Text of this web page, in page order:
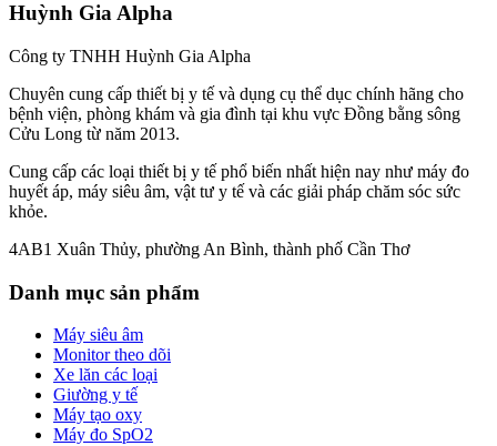
Huỳnh Gia Alpha
Công ty TNHH Huỳnh Gia Alpha
Chuyên cung cấp thiết bị y tế và dụng cụ thể dục chính hãng cho
bệnh viện, phòng khám và gia đình tại khu vực Đồng bằng sông
Cửu Long từ năm 2013.
Cung cấp các loại thiết bị y tế phổ biến nhất hiện nay như máy đo
huyết áp, máy siêu âm, vật tư y tế và các giải pháp chăm sóc sức
khỏe.
4AB1 Xuân Thủy, phường An Bình, thành phố Cần Thơ
Danh mục sản phẩm
Máy siêu âm
Monitor theo dõi
Xe lăn các loại
Giường y tế
Máy tạo oxy
Máy đo SpO2